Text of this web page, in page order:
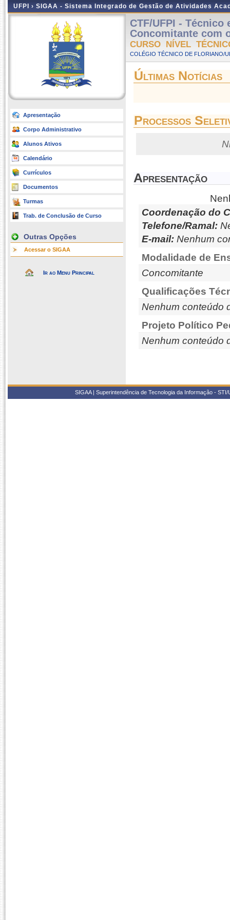
UFPI › SIGAA - Sistema Integrado de Gestão de Atividades
Apresentação
Corpo Administrativo
Alunos Ativos
Calendário
Currículos
Documentos
Turmas
Trab. de Conclusão de Curso
Outras Opções
Acessar o SIGAA
Ir ao Menu Principal
CTF/UFPI -
Concomitante com
CURSO NÍVEL
COLÉGIO TÉCNICO DE FLORIANO/
Últimas Notícias
Processos
Apresentação
Coordenação do
Telefone/Ramal:
E-mail: Nenhum
Modalidade de
Concomitante
Qualificações
Nenhum conteúdo
Projeto Político
Nenhum conteúdo
SIGAA | Superintendência de Tecnologia da Informação -